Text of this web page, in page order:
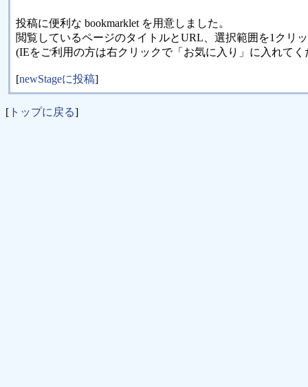
投稿に便利な bookmarklet を用意しました。
閲覧しているページのタイトルとURL、選択範囲を1クリ
(IEをご利用の方は右クリックで「お気に入り」に入れてく
[newStageに投稿]
[ トップに戻る]